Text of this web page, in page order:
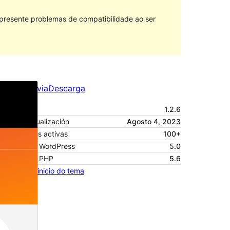
problemas de compatibilidade ao ser
Vista previaDescarga
1.2.6
Última actualización
Agosto 4, 2023
Instalacións activas
100+
Versión de WordPress
5.0
Versión de PHP
5.6
Páxina de inicio do tema